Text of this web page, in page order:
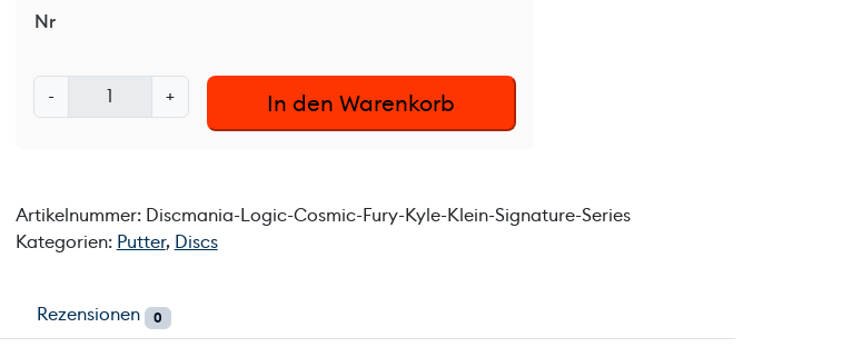
Nr
-
i
a
n
L
+ In den Warenkorb
Artikelnummer: Discmania-Logic-Cosmic-Fury-Kyle-Klein-Signature-Series
Kategorien: Putter, Discs
Rezensionen 0